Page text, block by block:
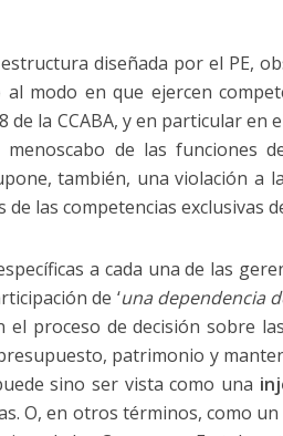
diseñada por el PE,
modo en que ejercen
la CCABA, y en particular en
de las funciones
también, una violación a
las competencias exclusivas
a cada una de las
de ‘una dependencia
el proceso de decisión sobre
patrimonio y
sino ser vista como una
O, en otros términos, como